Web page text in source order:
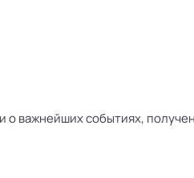
о важнейших событиях,